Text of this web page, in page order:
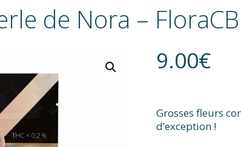
de Nora –
9.00€
Grosses fleurs
d’exception !